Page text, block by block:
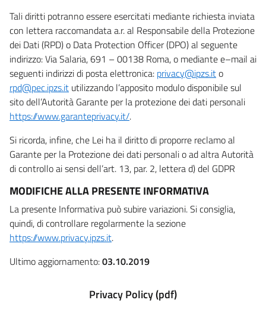
Tali diritti potranno essere esercitati mediante richiesta inviata
con lettera raccomandata a.r. al Responsabile della Protezione
dei Dati (RPD) o Data Protection Officer (DPO) al seguente
indirizzo: Via Salaria, 691 – 00138 Roma, o mediante e–mail ai
seguenti indirizzi di posta elettronica: privacy@ipzs.ito
rpd@pec.ipzs.it utilizzando l’apposito modulo disponibile sul
sito dell’Autorità Garante per la protezione dei dati personali
https://www.garanteprivacy.it/.
Si ricorda, infine, che Lei ha il diritto di proporre reclamo al
Garante per la Protezione dei dati personali o ad altra Autorità
di controllo ai sensi dell’art. 13, par. 2, lettera d) del GDPR
MODIFICHE ALLA PRESENTE INFORMATIVA
La presente Informativa può subire variazioni. Si consiglia,
quindi, di controllare regolarmente la sezione
https://www.privacy.ipzs.it.
Ultimo aggiornamento:03.10.2019
Privacy Policy (pdf)